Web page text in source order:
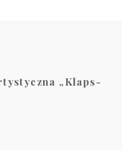
„Klaps-